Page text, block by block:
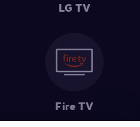
LG TV
Fire TV